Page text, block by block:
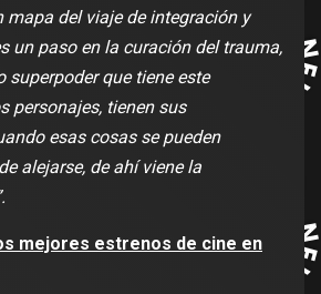
mapa del viaje de integración y
un paso en la curación del trauma,
superpoder que tiene este
personajes, tienen sus
esas cosas se pueden
alejarse, de ahí viene la
mejores estrenos de cine en